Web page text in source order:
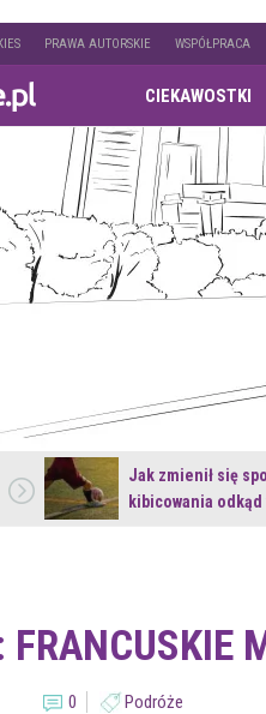
PRAWA AUTORSKIE WSPÓŁPRACA
CIEKAWOSTKI
Jak zmienił się
kibicowania
FRANCUSKIE
0 Podróże